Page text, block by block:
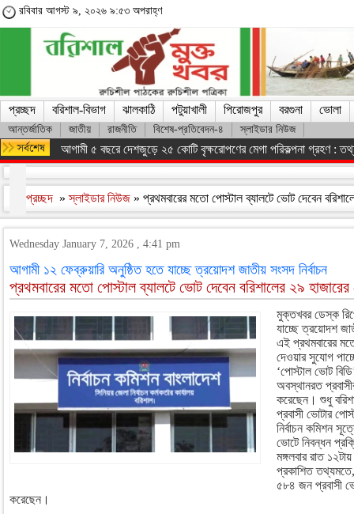
রবিবার আগস্ট ৯, ২০২৬ ৯:৫৩ অপরাহ্ণ
প্রচ্ছদ বরিশাল-বিভাগ ঝালকাঠি পটুয়াখালী পিরোজপুর বরগুনা ভোলা
আন্তর্জাতিক জাতীয় রাজনীতি বিশেষ-প্রতিবেদন-৪ স্লাইডার নিউজ
আগামী ৫ বছরে দেশজুড়ে ২৫ কোটি বৃক্ষরোপণের মেগা পরিকল্পনা গ্রহণ :
প্রচ্ছদ »স্লাইডার নিউজ » প্রথমবারের মতো পোস্টাল ব্যালটে ভোট দেবেন
Wednesday January 7, 2026 , 4:41 pm
আগামী ১২ ফেব্রুয়ারি অনুষ্ঠিত হতে যাচ্ছে ত্রয়োদশ জাতীয় সংসদ নির্বাচন
প্রথমবারের মতো পোস্টাল ব্যালটে ভোট দেবেন বরিশালের ২৯ হাজারের
মুক্তখবর ডেস্ক
যাচ্ছে ত্রয়োদশ
এই প্রথমবারের
দেওয়ার সুযোগ
‘পোস্টাল ভোট
অবস্থানরত
করেছেন। শুধু
প্রবাসী ভোটার
নির্বাচন কমিশন
ভোটে নিবন্ধন
মঙ্গলবার রাত
প্রকাশিত
৫৮৪ জন প্রবাসী
করেছেন।